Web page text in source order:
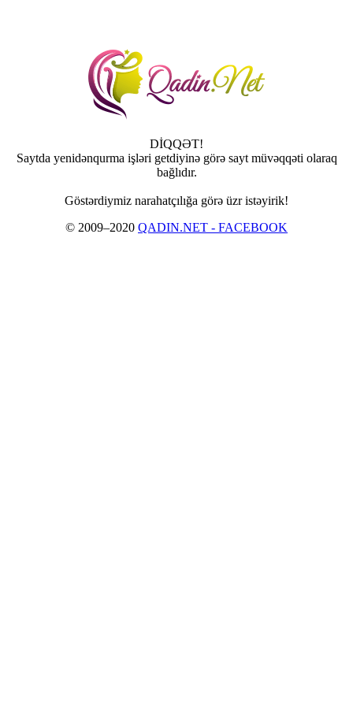
DİQQƏT!
Saytda yenidənqurma işləri getdiyinə görə sayt müvəqqəti olaraq
bağlıdır.
Göstərdiymiz narahatçılığa görə üzr istəyirik!
© 2009–2020 QADIN.NET - FACEBOOK